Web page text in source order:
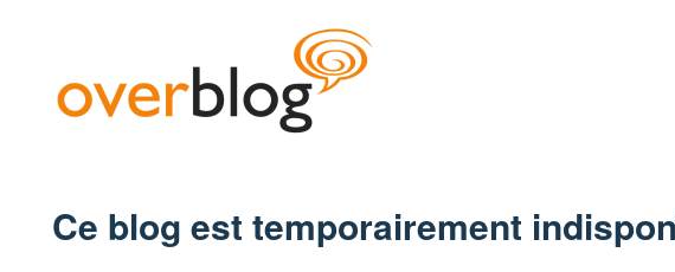
Ce blog est temporairement